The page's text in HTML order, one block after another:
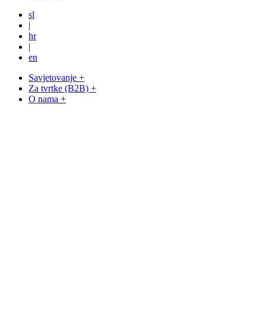
sl
|
hr
|
en
Savjetovanje +
Za tvrtke (B2B) +
O nama +